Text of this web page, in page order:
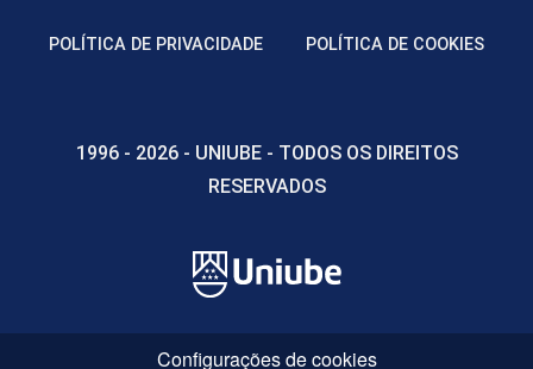
POLÍTICA DE PRIVACIDADE POLÍTICA DE COOKIES
1996 - 2026 - UNIUBE - TODOS OS DIREITOS
RESERVADOS
Configurações de cookies